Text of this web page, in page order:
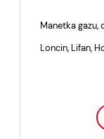
Manetka gazu,
Loncin, Lifan,